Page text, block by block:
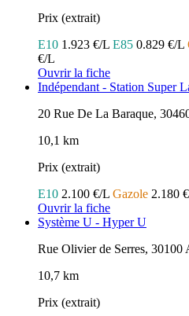
Prix (extrait)
E10 1.923 €/L E85 0.829 €/L
€/L
Ouvrir la fiche
Indépendant - Station Super
20 Rue De La Baraque,
10,1 km
Prix (extrait)
E10 2.100 €/L Gazole 2.180
Ouvrir la fiche
Système U - Hyper U
Rue Olivier de Serres, 30100
10,7 km
Prix (extrait)